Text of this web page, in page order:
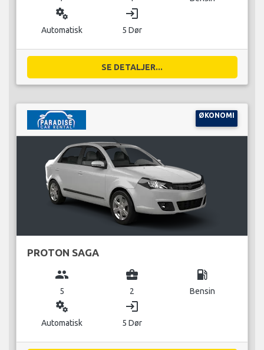
miscellaneous_services
Automatisk
login
5 Dør
SE DETALJER...
ØKONOMI
PROTON SAGA
group
5
business_center
2
local_gas_station
Bensin
miscellaneous_services
Automatisk
login
5 Dør